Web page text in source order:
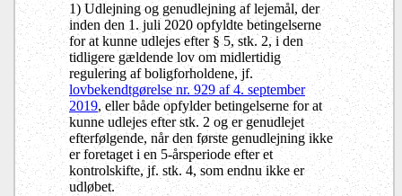
1) Udlejning og genudlejning af lejemål, der
inden den 1. juli 2020 opfyldte betingelserne
for at kunne udlejes efter § 5, stk. 2, i den
tidligere gældende lov om midlertidig
regulering af boligforholdene, jf.
lovbekendtgørelse nr. 929 af 4. september
2019, eller både opfylder betingelserne for at
kunne udlejes efter stk. 2 og er genudlejet
efterfølgende, når den første genudlejning ikke
er foretaget i en 5-årsperiode efter et
kontrolskifte, jf. stk. 4, som endnu ikke er
udløbet.